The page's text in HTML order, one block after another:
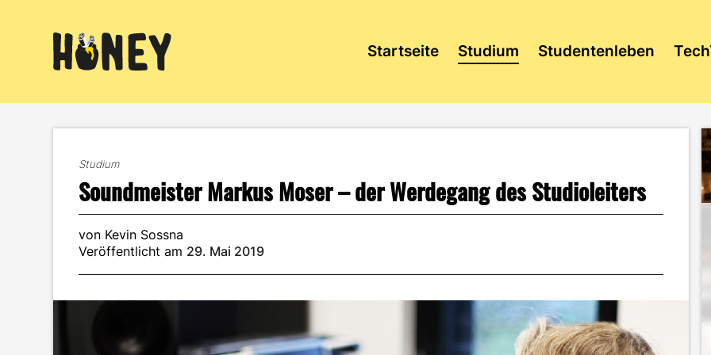
Startseite Studium Studentenleben
Studium
Soundmeister Markus Moser – der Werdegang des Studioleiters
von Kevin Sossna
Veröffentlicht am 29. Mai 2019